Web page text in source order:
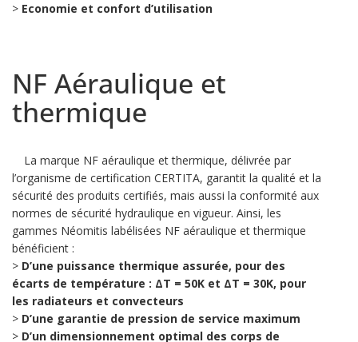
> Economie et confort d’utilisation
NF Aéraulique et
thermique
La marque NF aéraulique et thermique, délivrée par
l’organisme de certification CERTITA, garantit la qualité et la
sécurité des produits certifiés, mais aussi la conformité aux
normes de sécurité hydraulique en vigueur. Ainsi, les
gammes Néomitis labélisées NF aéraulique et thermique
bénéficient :
> D’une puissance thermique assurée, pour des
écarts de température : ΔT = 50K et ΔT = 30K, pour
les radiateurs et convecteurs
> D’une garantie de pression de service maximum
> D’un dimensionnement optimal des corps de